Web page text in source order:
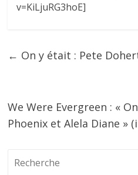
v=KiLjuRG3hoE]
← On y était : Pete
We Were Evergreen : «
Phoenix et Alela Diane »